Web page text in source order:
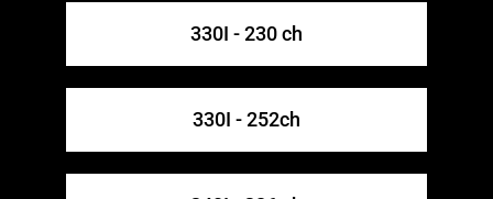
330I - 230 ch
330I - 252ch​